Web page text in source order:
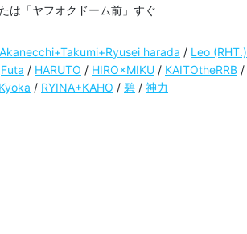
は「ヤフオクドーム前」すぐ
Akanecchi+Takumi+Ryusei harada / Leo (RHT.)
Futa / HARUTO / HIRO×MIKU / KAITOtheRRB /
Kyoka / RYINA+KAHO / 碧 / 神力